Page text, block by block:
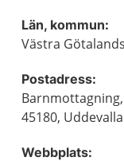
Län, kommun:
Västra
Postadress:
45180, Uddevalla
Webbplats: